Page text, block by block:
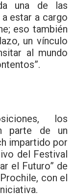
una de las
estar a cargo
eso también
un vínculo
al mundo
los
parte de un
impartido por
del Festival
el Futuro” de
con el